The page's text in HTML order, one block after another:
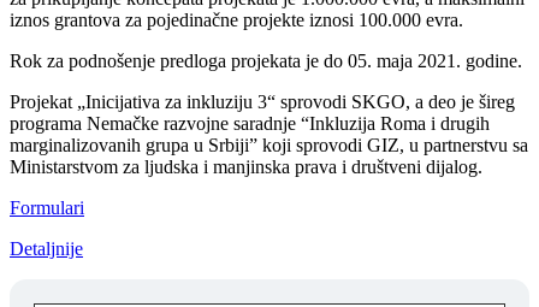
iznos grantova za pojedinačne projekte iznosi 100.000 evra.
Rok za podnošenje predloga projekata je do 05. maja 2021. godine.
Projekat „Inicijativa za inkluziju 3“ sprovodi SKGO, a deo je šireg
programa Nemačke razvojne saradnje “Inkluzija Roma i drugih
marginalizovanih grupa u Srbiji” koji sprovodi GIZ, u partnerstvu sa
Ministarstvom za ljudska i manjinska prava i društveni dijalog.
Formulari
Detaljnije